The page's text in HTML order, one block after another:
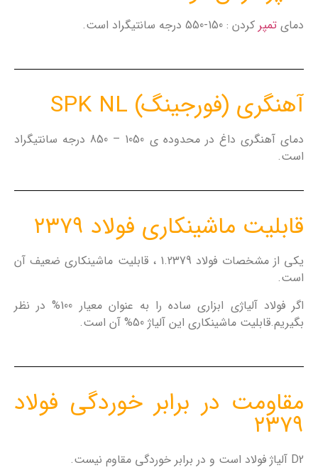
دمای تمپر کردن : 150-550 درجه سانتیگراد است.
آهنگری (فورجینگ) SPK NL
دمای آهنگری داغ در محدوده ی 1050 – 850 درجه سانتیگراد
است.
قابلیت ماشینکاری فولاد ۲۳۷۹
یکی از مشخصات فولاد 1.2379 ، قابلیت ماشینکاری ضعیف آن
است.
اگر فولاد آلیاژی ابزاری ساده را به عنوان معیار 100% در نظر
بگیریم.قابلیت ماشینکاری این آلیاژ 50% آن است.
مقاومت در برابر خوردگی فولاد
۲۳۷۹
D2 آلیاژ فولاد است و در برابر خوردگی مقاوم نیست.